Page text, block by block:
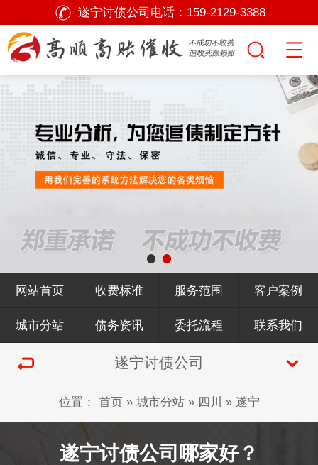
遂宁讨债公司电话： 159-2129-3388
网站首页 收费标准 服务范围 客户案例
城市分站 债务资讯 委托流程 联系我们
遂宁讨债公司
位置： 首页» 城市分站» 四川 » 遂宁
遂宁讨债公司哪家好？